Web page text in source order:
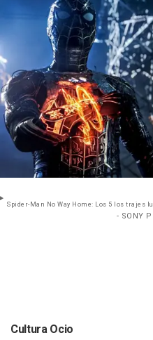
Spider-Man No Way Home: Los 5 los trajes
- SONY
Cultura Ocio